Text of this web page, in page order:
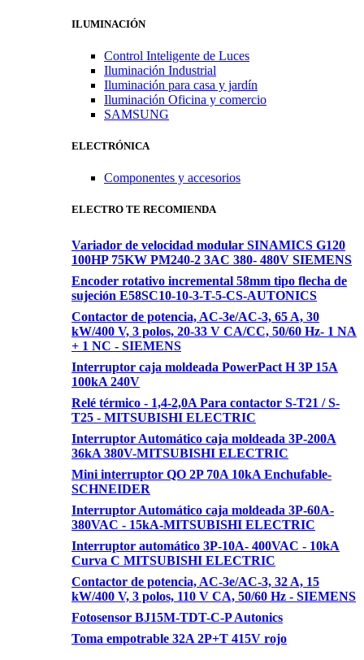
ILUMINACIÓN
Control Inteligente de Luces
Iluminación Industrial
Iluminación para casa y jardín
Iluminación Oficina y comercio
SAMSUNG
ELECTRÓNICA
Componentes y accesorios
ELECTRO TE RECOMIENDA
Variador de velocidad modular SINAMICS G120
100HP 75KW PM240-2 3AC 380- 480V SIEMENS
Encoder rotativo incremental 58mm tipo flecha de
sujeción E58SC10-10-3-T-5-CS-AUTONICS
Contactor de potencia, AC-3e/AC-3, 65 A, 30
kW/400 V, 3 polos, 20-33 V CA/CC, 50/60 Hz- 1 NA
+ 1 NC - SIEMENS
Interruptor caja moldeada PowerPact H 3P 15A
100kA 240V
Relé térmico - 1,4-2,0A Para contactor S-T21 / S-
T25 - MITSUBISHI ELECTRIC
Interruptor Automático caja moldeada 3P-200A
36kA 380V-MITSUBISHI ELECTRIC
Mini interruptor QO 2P 70A 10kA Enchufable-
SCHNEIDER
Interruptor Automático caja moldeada 3P-60A-
380VAC - 15kA-MITSUBISHI ELECTRIC
Interruptor automático 3P-10A- 400VAC - 10kA
Curva C MITSUBISHI ELECTRIC
Contactor de potencia, AC-3e/AC-3, 32 A, 15
kW/400 V, 3 polos, 110 V CA, 50/60 Hz - SIEMENS
Fotosensor BJ15M-TDT-C-P Autonics
Toma empotrable 32A 2P+T 415V rojo